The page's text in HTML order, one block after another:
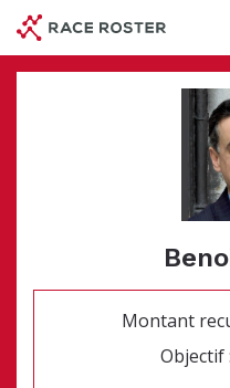
Passer
contenu
principal
Montant
Objectif